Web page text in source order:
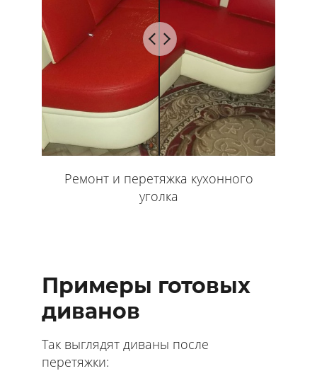
Ремонт и перетяжка кухонного
уголка
Примеры готовых
диванов
Так выглядят диваны после
перетяжки: